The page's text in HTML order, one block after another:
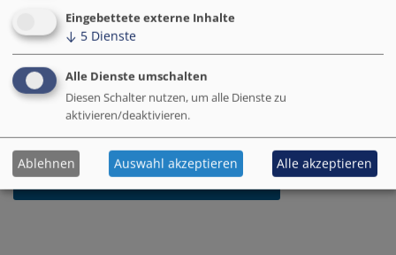
(MPSC) recherchieren.
Ausgewählte Software- oder andere technische
Lösungen, u.a. entwicklet von den Modellprojekten
Smart Cities, finden Sie ebenfalls auf dem
Marktplatz „Deutschland.Digital“
Zu den Smart City Lösungen
Eingebettete externe Inhalte
↓ 5 Dienste
Alle Dienste umschalten
Diesen Schalter nutzen, um alle Dienste zu
aktivieren/deaktivieren.
Ablehnen Auswahl akzeptieren Alle akzeptieren